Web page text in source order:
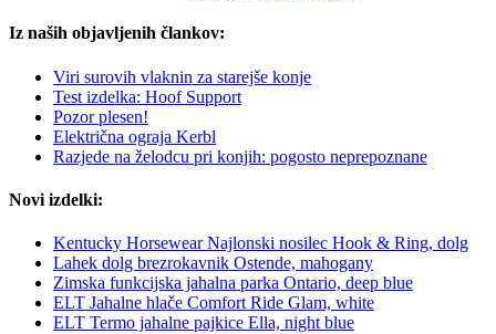
Iz naših objavljenih člankov:
Viri surovih vlaknin za starejše konje
Test izdelka: Hoof Support
Pozor plesen!
Električna ograja Kerbl
Razjede na želodcu pri konjih: pogosto neprepoznane
Novi izdelki:
Kentucky Horsewear Najlonski nosilec Hook & Ring, dolg
Lahek dolg brezrokavnik Ostende, mahogany
Zimska funkcijska jahalna parka Ontario, deep blue
ELT Jahalne hlače Comfort Ride Glam, white
ELT Termo jahalne pajkice Ella, night blue